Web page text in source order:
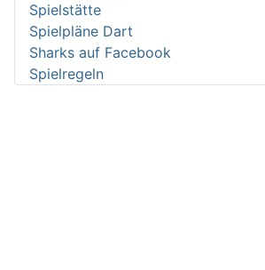
Spielstätte
Spielpläne Dart
Sharks auf Facebook
Spielregeln